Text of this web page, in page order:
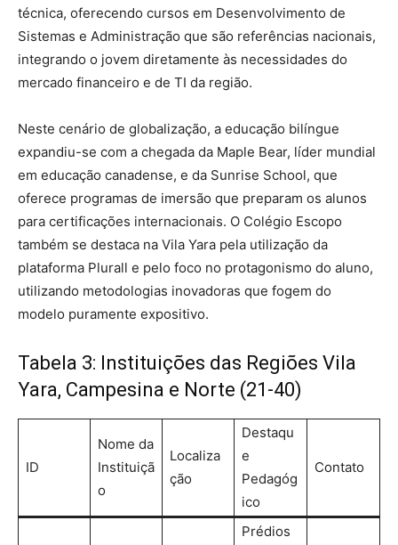
técnica, oferecendo cursos em Desenvolvimento de
Sistemas e Administração que são referências nacionais,
integrando o jovem diretamente às necessidades do
mercado financeiro e de TI da região.
Neste cenário de globalização, a educação bilíngue
expandiu-se com a chegada da Maple Bear, líder mundial
em educação canadense, e da Sunrise School, que
oferece programas de imersão que preparam os alunos
para certificações internacionais. O Colégio Escopo
também se destaca na Vila Yara pela utilização da
plataforma Plurall e pelo foco no protagonismo do aluno,
utilizando metodologias inovadoras que fogem do
modelo puramente expositivo.
Tabela 3: Instituições das Regiões Vila
Yara, Campesina e Norte (21-40)
ID
Nome da
Instituiçã
o
Localiza
ção
Destaqu
e
Pedagóg
ico
Contato
Prédios